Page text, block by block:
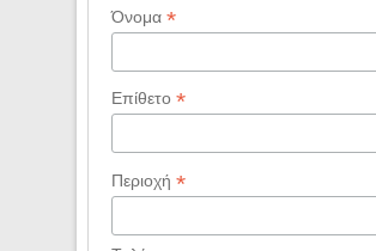
Όνομα *
Επίθετο *
Περιοχή *